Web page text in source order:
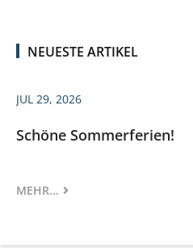
NEUESTE ARTIKEL
JUL 29, 2026
Schöne Sommerferien!
MEHR...